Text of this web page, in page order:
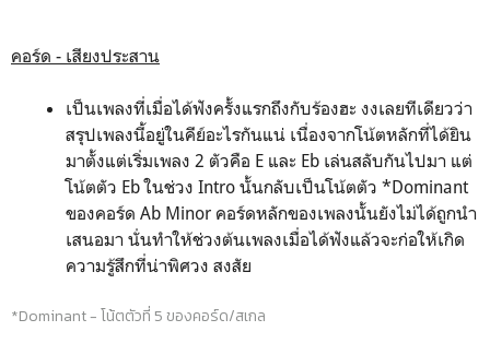
คอร์ด - เสียงประสาน
เป็นเพลงที่เมื่อได้ฟังครั้งแรกถึงกับร้องฮะ งงเลยทีเดียวว่า
สรุปเพลงนี้อยู่ในคีย์อะไรกันแน่ เนื่องจากโน้ตหลักที่ได้ยิน
มาตั้งแต่เริ่มเพลง 2 ตัวคือ E และ Eb เล่นสลับกันไปมา แต่
โน้ตตัว Eb ในช่วง Intro นั้นกลับเป็นโน้ตตัว *Dominant
ของคอร์ด Ab Minor คอร์ดหลักของเพลงนั้นยังไม่ได้ถูกนำ
เสนอมา นั่นทำให้ช่วงต้นเพลงเมื่อได้ฟังแล้วจะก่อให้เกิด
ความรู้สึกที่น่าพิศวง สงสัย
*Dominant - โน้ตตัวที่ 5 ของคอร์ด/สเกล